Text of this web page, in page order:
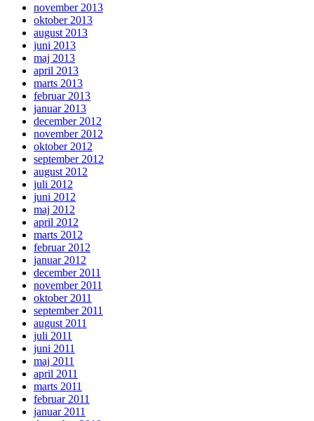
november 2013
oktober 2013
august 2013
juni 2013
maj 2013
april 2013
marts 2013
februar 2013
januar 2013
december 2012
november 2012
oktober 2012
september 2012
august 2012
juli 2012
juni 2012
maj 2012
april 2012
marts 2012
februar 2012
januar 2012
december 2011
november 2011
oktober 2011
september 2011
august 2011
juli 2011
juni 2011
maj 2011
april 2011
marts 2011
februar 2011
januar 2011